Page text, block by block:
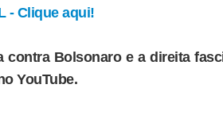
- Clique aqui!
contra Bolsonaro e a direita
YouTube.